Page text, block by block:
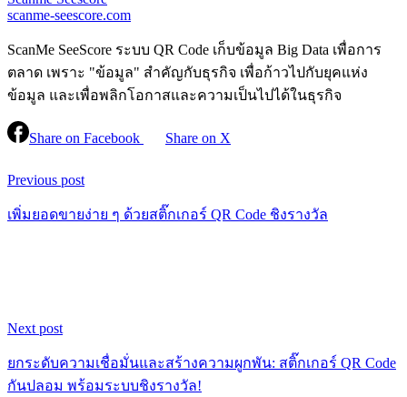
scanme-seescore.com
ScanMe SeeScore ระบบ QR Code เก็บข้อมูล Big Data เพื่อการ
ตลาด เพราะ "ข้อมูล" สำคัญกับธุรกิจ เพื่อก้าวไปกับยุคแห่ง
ข้อมูล และเพื่อพลิกโอกาสและความเป็นไปได้ในธุรกิจ
Share on Facebook Share on X
Previous post
เพิ่มยอดขายง่าย ๆ ด้วยสติ๊กเกอร์ QR Code ชิงรางวัล
Next post
ยกระดับความเชื่อมั่นและสร้างความผูกพัน: สติ๊กเกอร์ QR Code
กันปลอม พร้อมระบบชิงรางวัล!